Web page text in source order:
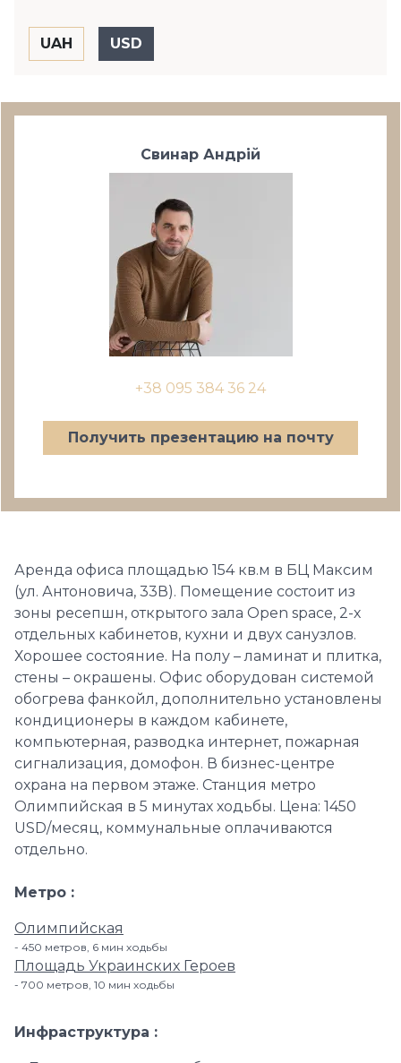
Свинар Андрій
+38 095 384 36 24
Получить презентацию на почту
Аренда офиса площадью 154 кв.м в БЦ Максим
(ул. Антоновича, 33В). Помещение состоит из
зоны ресепшн, открытого зала Open space, 2-х
отдельных кабинетов, кухни и двух санузлов.
Хорошее состояние. На полу – ламинат и плитка,
стены – окрашены. Офис оборудован системой
обогрева фанкойл, дополнительно установлены
кондиционеры в каждом кабинете,
компьютерная, разводка интернет, пожарная
сигнализация, домофон. В бизнес-центре
охрана на первом этаже. Станция метро
Олимпийская в 5 минутах ходьбы. Цена: 1450
USD/месяц, коммунальные оплачиваются
отдельно.
Метро
Олимпийская
450 метров, 6 мин ходьбы
Площадь Украинских Героев
700 метров, 10 мин ходьбы
Инфраструктура